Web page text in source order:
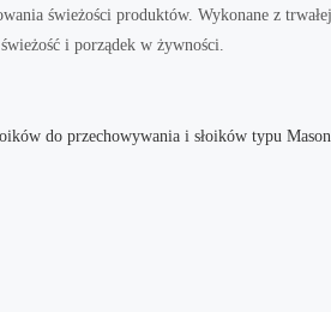
świeżości produktów. Wykonane z
i porządek w żywności.